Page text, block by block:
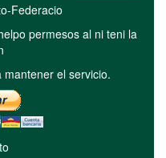
Federacio
permesos al ni teni la
el servicio.